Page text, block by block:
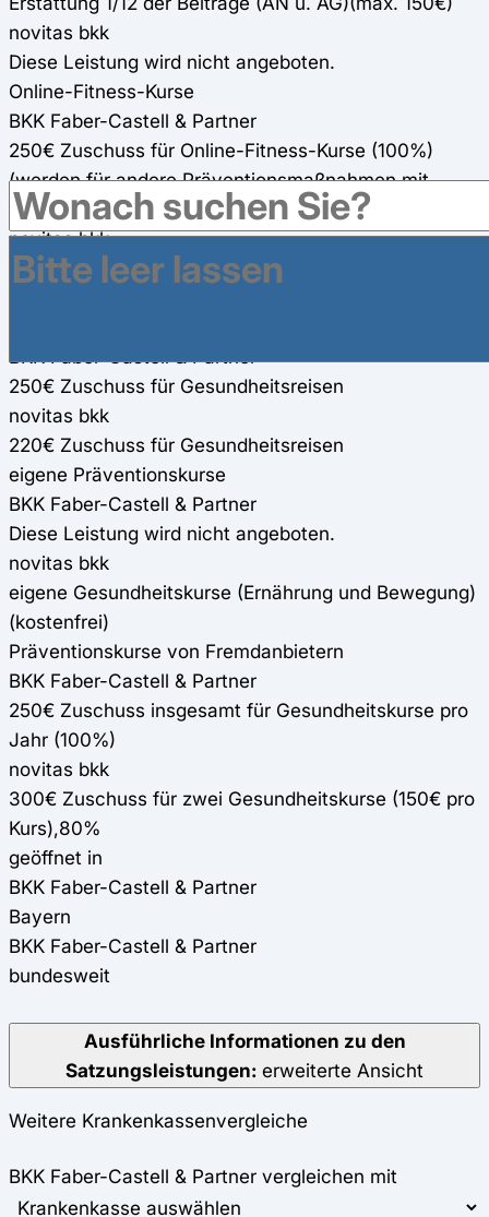
novitas bkk
Diese Leistung wird nicht angeboten.
Online-Fitness-Kurse
BKK Faber-Castell & Partner
250€ Zuschuss für Online-Fitness-Kurse (100%)
(werden für andere Präventionsmaßnahmen mit
angerechnet)
novitas bkk
300€ Zuschuss pro Jahr (werden für andere
BKK Faber-Castell & Partner
250€ Zuschuss für Gesundheitsreisen
novitas bkk
220€ Zuschuss für Gesundheitsreisen
eigene Präventionskurse
BKK Faber-Castell & Partner
Diese Leistung wird nicht angeboten.
novitas bkk
eigene Gesundheitskurse (Ernährung und Bewegung)
(kostenfrei)
Präventionskurse von Fremdanbietern
BKK Faber-Castell & Partner
250€ Zuschuss insgesamt für Gesundheitskurse pro
Jahr (100%)
novitas bkk
300€ Zuschuss für zwei Gesundheitskurse (150€ pro
Kurs),80%
geöffnet in
BKK Faber-Castell & Partner
Bayern
BKK Faber-Castell & Partner
bundesweit
Ausführliche Informationen zu den
Satzungsleistungen: erweiterte Ansicht
Weitere Krankenkassenvergleiche
BKK Faber-Castell & Partner vergleichen mit